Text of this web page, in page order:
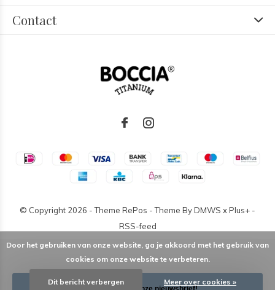
Contact
© Copyright 2026 - Theme RePos - Theme ByDMWS xPlus+ -
RSS-feed
Door het gebruiken van onze website, ga je akkoord met het gebruik van
cookies om onze website te verbeteren.
Dit bericht verbergen Meer over cookies »